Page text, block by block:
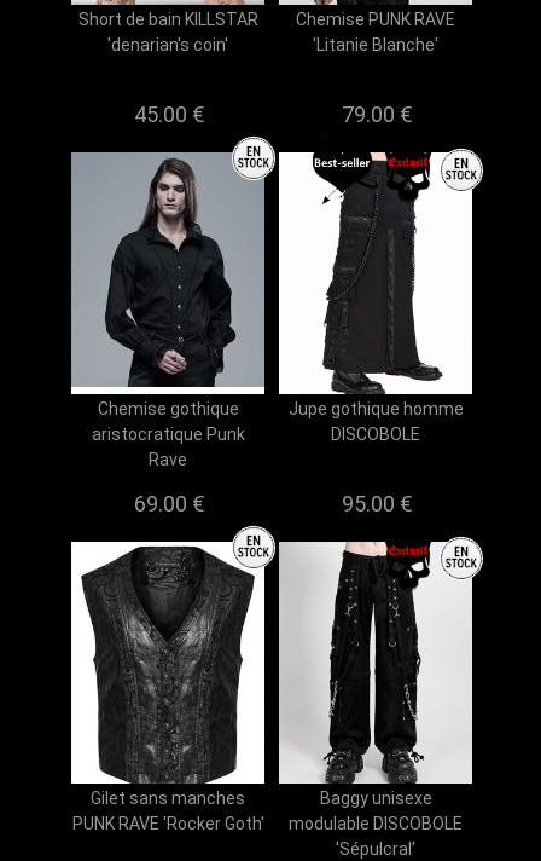
Short de bain KILLSTAR
'denarian's coin'
45.00 €
Chemise PUNK RAVE
'Litanie Blanche'
79.00 €
Chemise gothique
aristocratique Punk
Rave
69.00 €
Jupe gothique homme
DISCOBOLE
95.00 €
Gilet sans manches
PUNK RAVE 'Rocker Goth'
Baggy unisexe
modulable DISCOBOLE
'Sépulcral'